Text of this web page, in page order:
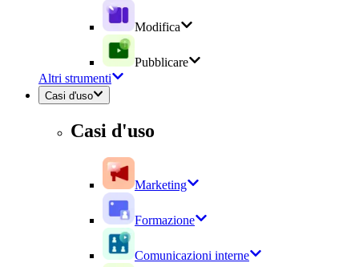
Modifica
Pubblicare
Altri strumenti
Casi d'uso
Casi d'uso
Marketing
Formazione
Comunicazioni interne